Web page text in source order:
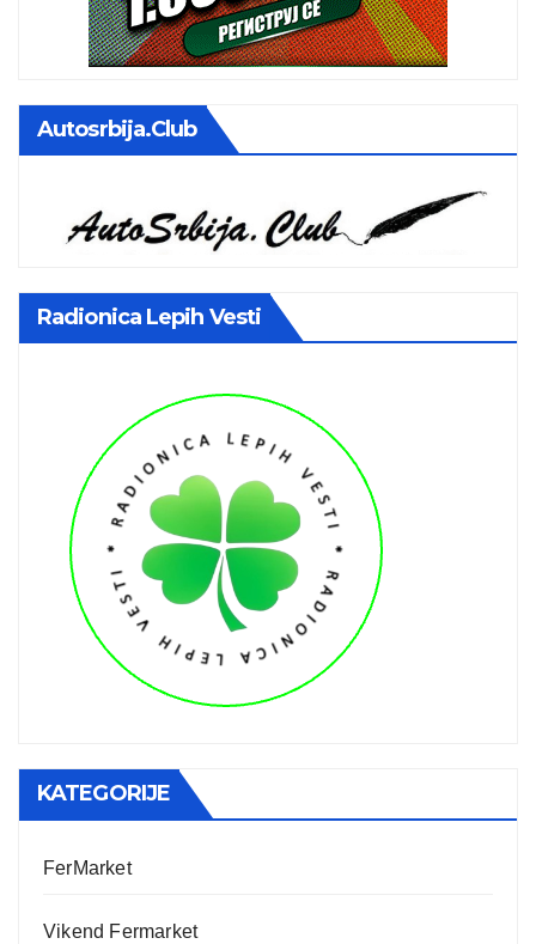
Autosrbija.club
Radionica Lepih Vesti
KATEGORIJE
FerMarket
Vikend Fermarket